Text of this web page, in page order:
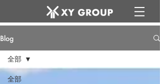
Blog
全部
全部